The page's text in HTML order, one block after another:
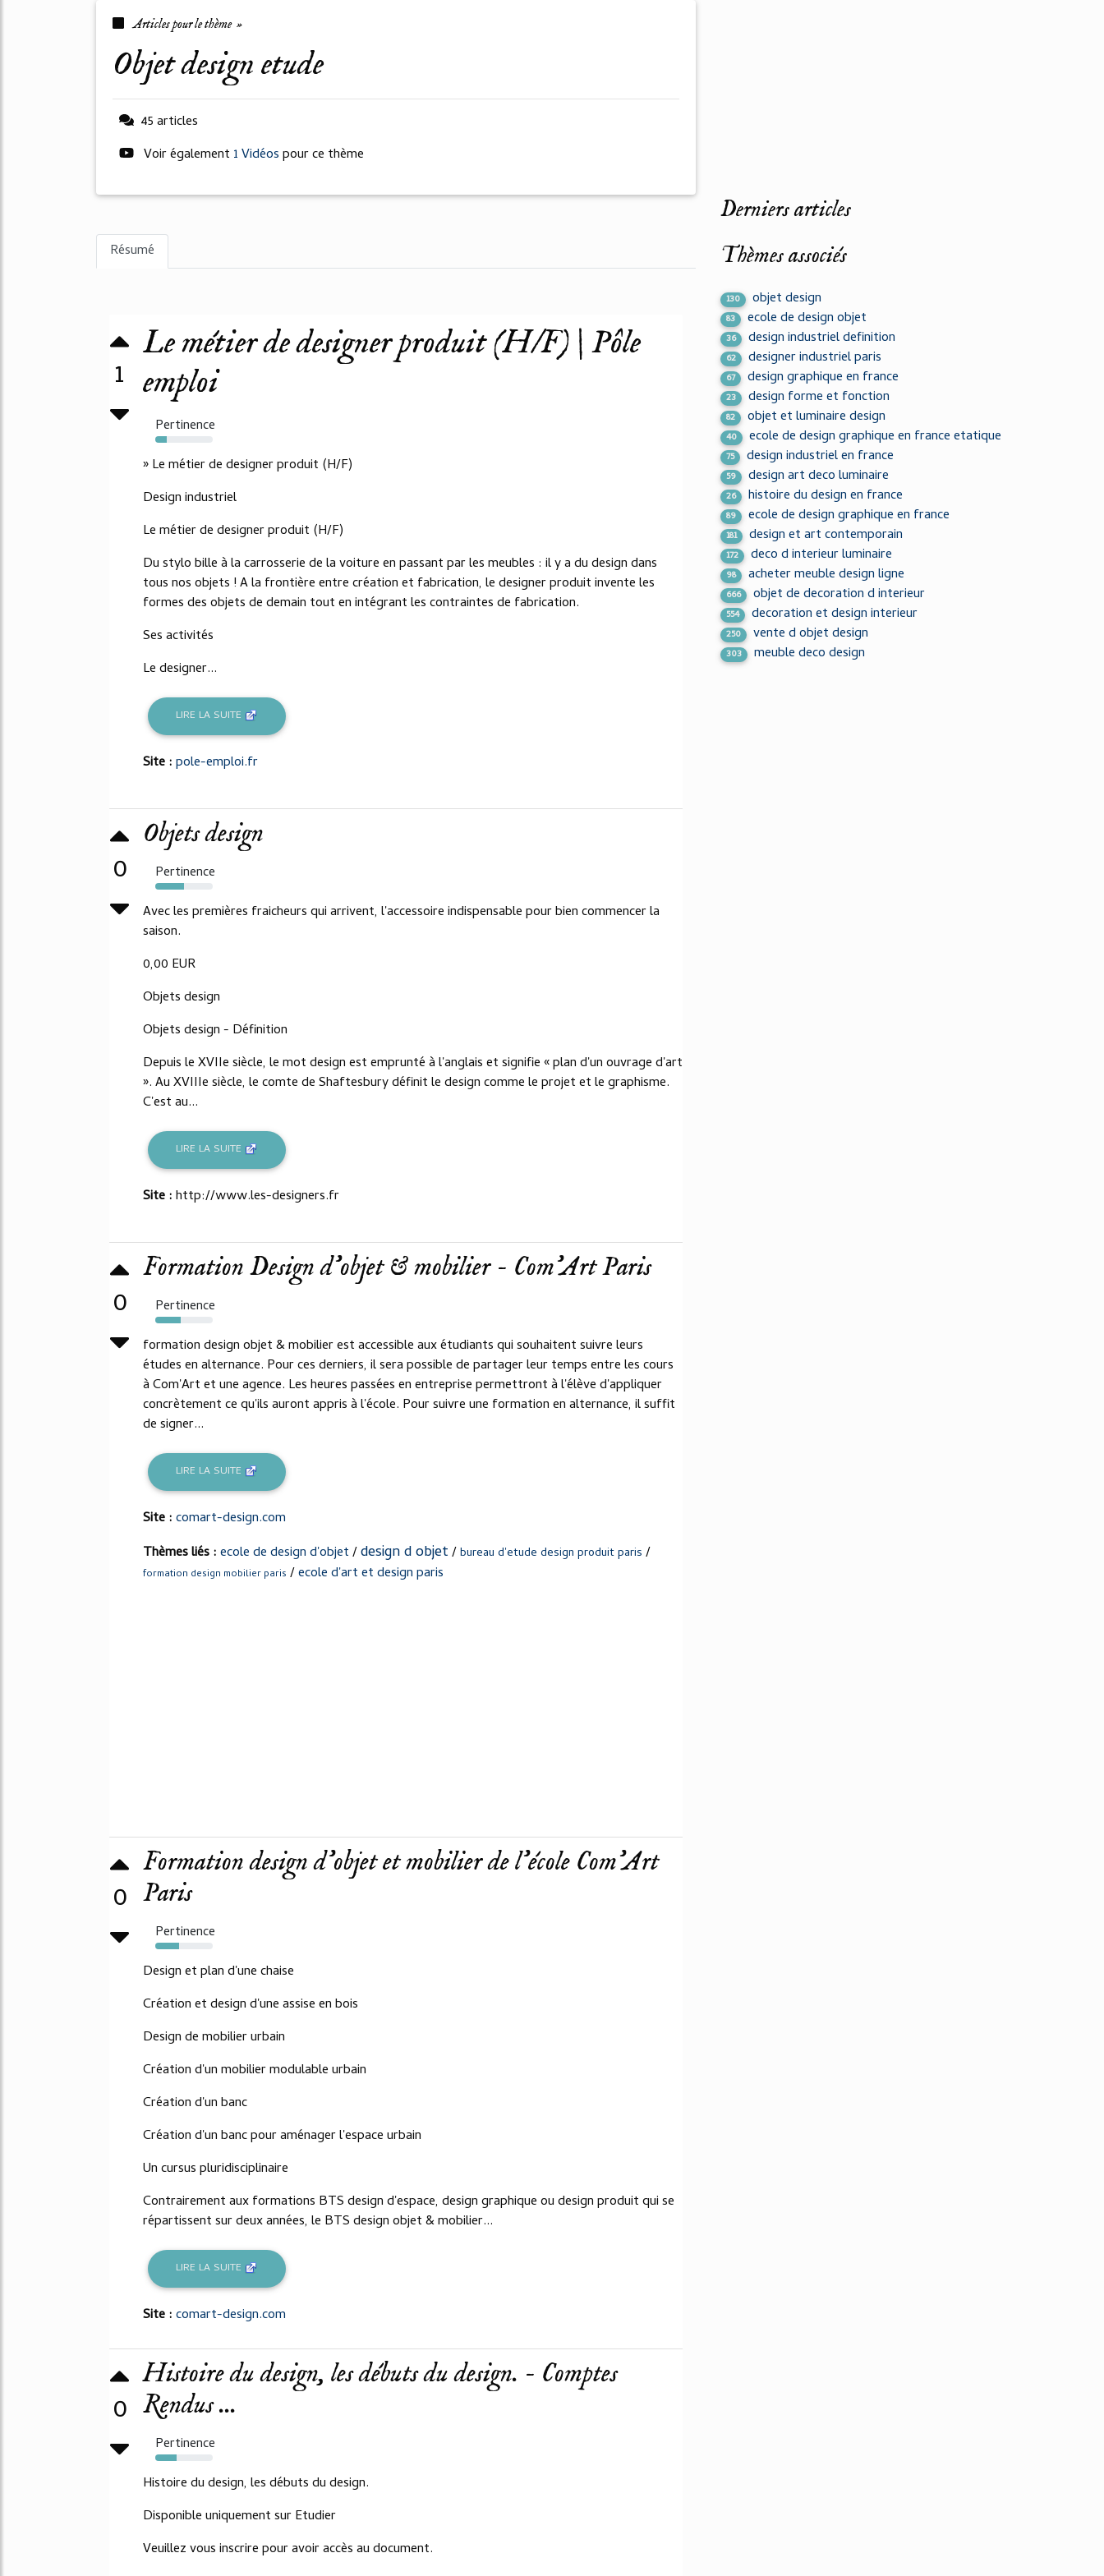
Articles pour le thème »
objet design etude
45 articles
Voir également 1 Vidéospour ce thème
Résumé
1
Le métier de designer produit (H/F) | Pôle
emploi
Pertinence
20%
» Le métier de designer produit (H/F)
Design industriel
Le métier de designer produit (H/F)
Du stylo bille à la carrosserie de la voiture en passant par les meubles : il y a du design dans
tous nos objets ! A la frontière entre création et fabrication, le designer produit invente les
formes des objets de demain tout en intégrant les contraintes de fabrication.
Ses activités
Le designer...
LIRE LA SUITE
Site :pole-emploi.fr
0
Objets design
Pertinence
50%
Avec les premières fraicheurs qui arrivent, l'accessoire indispensable pour bien commencer la
saison.
0,00 EUR
Objets design
Objets design - Définition
Depuis le XVIIe siècle, le mot design est emprunté à l'anglais et signifie « plan d'un ouvrage d'art
». Au XVIIIe siècle, le comte de Shaftesbury définit le design comme le projet et le graphisme.
C'est au...
LIRE LA SUITE
Site :http://www.les-designers.fr
0
Formation Design d'objet & mobilier - Com'Art Paris
Pertinence
44%
formation design objet & mobilier est accessible aux étudiants qui souhaitent suivre leurs
études en alternance. Pour ces derniers, il sera possible de partager leur temps entre les cours
à Com'Art et une agence. Les heures passées en entreprise permettront à l'élève d'appliquer
concrètement ce qu'ils auront appris à l'école. Pour suivre une formation en alternance, il suffit
de signer...
LIRE LA SUITE
Site :comart-design.com
Thèmes liés :ecole de design d'objet/design d objet/bureau d'etude design produit paris /
formation design mobilier paris /ecole d'art et design paris
0
Formation design d'objet et mobilier de l'école Com'Art
Paris
Pertinence
41%
Design et plan d'une chaise
Création et design d'une assise en bois
Design de mobilier urbain
Création d'un mobilier modulable urbain
Création d'un banc
Création d'un banc pour aménager l'espace urbain
Un cursus pluridisciplinaire
Contrairement aux formations BTS design d'espace, design graphique ou design produit qui se
répartissent sur deux années, le BTS design objet & mobilier...
LIRE LA SUITE
Site :comart-design.com
0
Histoire du design, les débuts du design. - Comptes
Rendus ...
Pertinence
37%
Histoire du design, les débuts du design.
Disponible uniquement sur Etudier
Veuillez vous inscrire pour avoir accès au document.
Derniers articles
Thèmes associés
130 objet design
83 ecole de design objet
36 design industriel definition
62 designer industriel paris
67 design graphique en france
23 design forme et fonction
82 objet et luminaire design
40 ecole de design graphique en france etatique
75 design industriel en france
59 design art deco luminaire
26 histoire du design en france
89 ecole de design graphique en france
181 design et art contemporain
172 deco d interieur luminaire
98 acheter meuble design ligne
666 objet de decoration d interieur
554 decoration et design interieur
250 vente d objet design
303 meuble deco design